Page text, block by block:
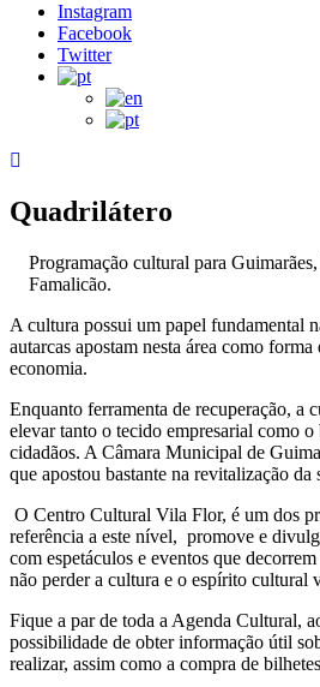
Instagram
Facebook
Twitter
Quadrilátero
Programação cultural para
Famalicão.
A cultura possui um papel fundamental
autarcas apostam nesta área como
economia.
Enquanto ferramenta de recuperação, a
elevar tanto o tecido empresarial como
cidadãos. A Câmara Municipal de
que apostou bastante na revitalização da
O Centro Cultural Vila Flor, é um dos
referência a este nível, promove e
com espetáculos e eventos que
não perder a cultura e o espírito cultural
Fique a par de toda a Agenda Cultural,
possibilidade de obter informação útil
realizar, assim como a compra de